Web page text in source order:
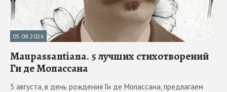
05.08.2026
Maupassantiana. 5 лучших стихотворений
Ги де Мопассана
5 августа, в день рождения Ги де Мопассана, предлагаем